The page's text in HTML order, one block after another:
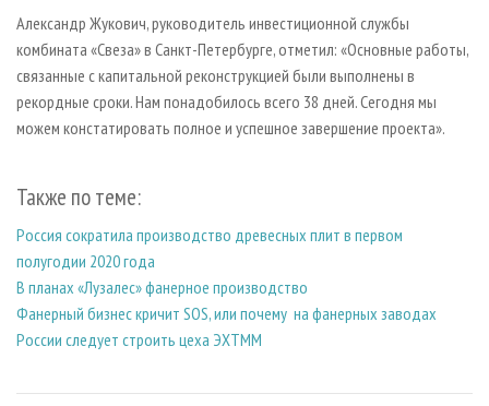
ИНСТРУМЕНТ И МАТЕРИАЛЫ
БИБЛИОТЕКА СПЕЦИАЛИСТА
Александр Жукович, руководитель инвестиционной службы
комбината «Свеза» в Санкт-Петербурге, отметил: «Основные работы,
связанные с капитальной реконструкцией были выполнены в
рекордные сроки. Нам понадобилось всего 38 дней. Сегодня мы
можем констатировать полное и успешное завершение проекта».
Также по теме:
Россия сократила производство древесных плит в первом
полугодии 2020 года
В планах «Лузалес» фанерное производство
Фанерный бизнес кричит SOS, или почему на фанерных заводах
России следует строить цеха ЭХТММ